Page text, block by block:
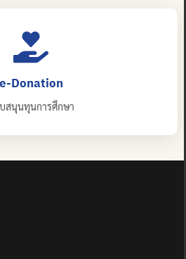
e-Donation
สนุนทุนการศึกษา